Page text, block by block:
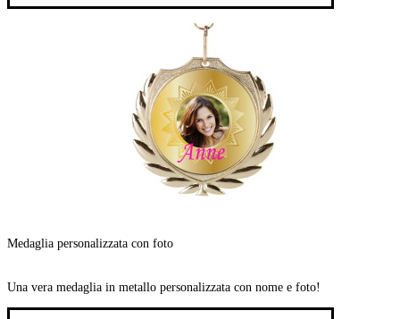
Medaglia personalizzata con foto
Una vera medaglia in metallo personalizzata con nome e foto!